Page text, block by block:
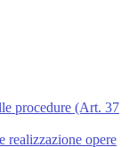
procedure (Art. 37
realizzazione opere